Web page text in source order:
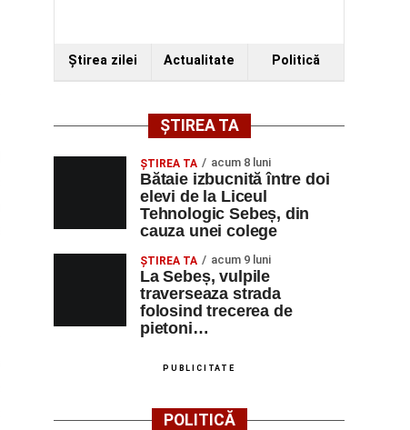
Ştirea zilei Actualitate Politică
ȘTIREA TA
ŞTIREA TA acum 8 luni
Bătaie izbucnită între doi
elevi de la Liceul
Tehnologic Sebeș, din
cauza unei colege
ŞTIREA TA acum 9 luni
La Sebeș, vulpile
traverseaza strada
folosind trecerea de
pietoni…
PUBLICITATE
POLITICĂ